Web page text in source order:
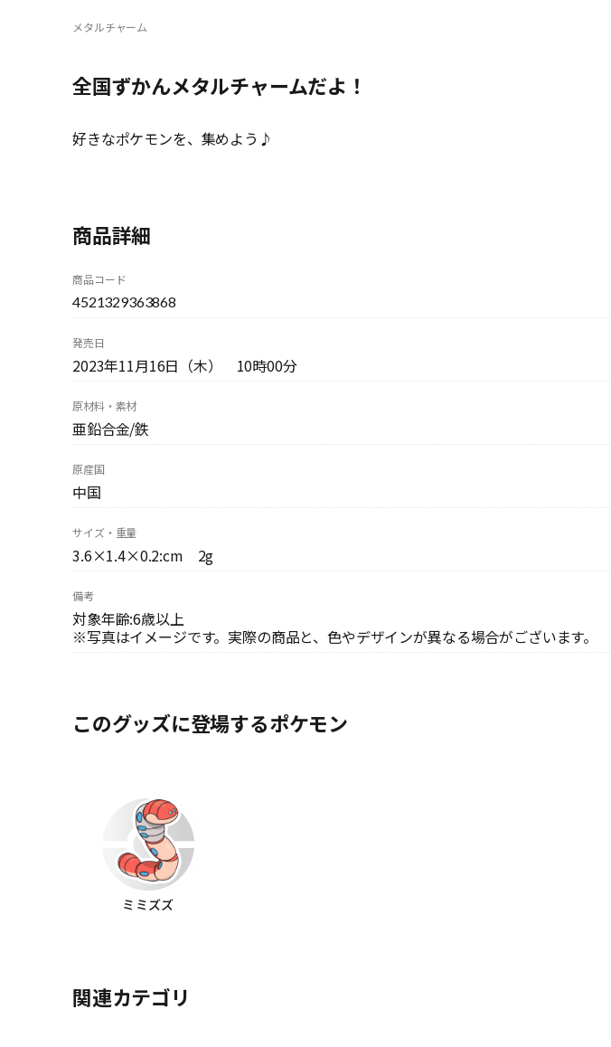
メタルチャーム
全国ずかんメタルチャームだよ！
好きなポケモンを、集めよう♪
商品詳細
商品コード
4521329363868
発売日
2023年11月16日（木） 10時00分
原材料・素材
亜鉛合金/鉄
原産国
中国
サイズ・重量
3.6×1.4×0.2:cm 2g
備考
対象年齢:6歳以上
※写真はイメージです。実際の商品と、色やデザインが異なる場合がございます。
このグッズに登場するポケモン
ミミズズ
関連カテゴリ